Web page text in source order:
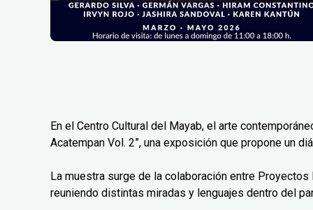
En el Centro Cultural del Mayab, el arte
Acatempan Vol. 2”, una exposición que propone un
La muestra surge de la colaboración entre
reuniendo distintas miradas y lenguajes dentro del